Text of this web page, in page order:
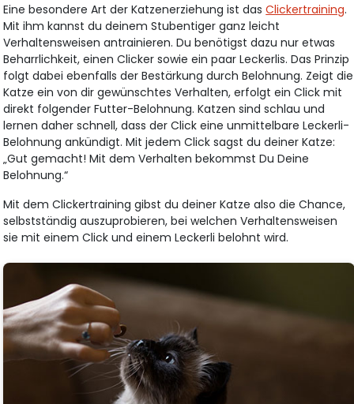
Eine besondere Art der Katzenerziehung ist dasClickertraining.
Mit ihm kannst du deinem Stubentiger ganz leicht
Verhaltensweisen antrainieren. Du benötigst dazu nur etwas
Beharrlichkeit, einen Clicker sowie ein paar Leckerlis. Das Prinzip
folgt dabei ebenfalls der Bestärkung durch Belohnung. Zeigt die
Katze ein von dir gewünschtes Verhalten, erfolgt ein Click mit
direkt folgender Futter-Belohnung. Katzen sind schlau und
lernen daher schnell, dass der Click eine unmittelbare Leckerli-
Belohnung ankündigt. Mit jedem Click sagst du deiner Katze:
„Gut gemacht! Mit dem Verhalten bekommst Du Deine
Belohnung.“
Mit dem Clickertraining gibst du deiner Katze also die Chance,
selbstständig auszuprobieren, bei welchen Verhaltensweisen
sie mit einem Click und einem Leckerli belohnt wird.